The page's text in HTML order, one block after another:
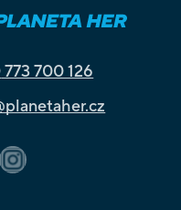
773 700 126